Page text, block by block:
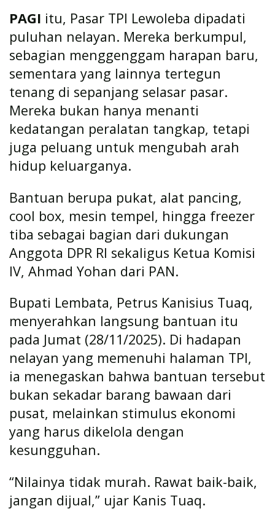
PAGI itu, Pasar TPI Lewoleba dipadati
puluhan nelayan. Mereka berkumpul,
sebagian menggenggam harapan baru,
sementara yang lainnya tertegun
tenang di sepanjang selasar pasar.
Mereka bukan hanya menanti
kedatangan peralatan tangkap, tetapi
juga peluang untuk mengubah arah
hidup keluarganya.
Bantuan berupa pukat, alat pancing,
cool box, mesin tempel, hingga freezer
tiba sebagai bagian dari dukungan
Anggota DPR RI sekaligus Ketua Komisi
IV, Ahmad Yohan dari PAN.
Bupati Lembata, Petrus Kanisius Tuaq,
menyerahkan langsung bantuan itu
pada Jumat (28/11/2025). Di hadapan
nelayan yang memenuhi halaman TPI,
ia menegaskan bahwa bantuan tersebut
bukan sekadar barang bawaan dari
pusat, melainkan stimulus ekonomi
yang harus dikelola dengan
kesungguhan.
“Nilainya tidak murah. Rawat baik-baik,
jangan dijual,” ujar Kanis Tuaq.